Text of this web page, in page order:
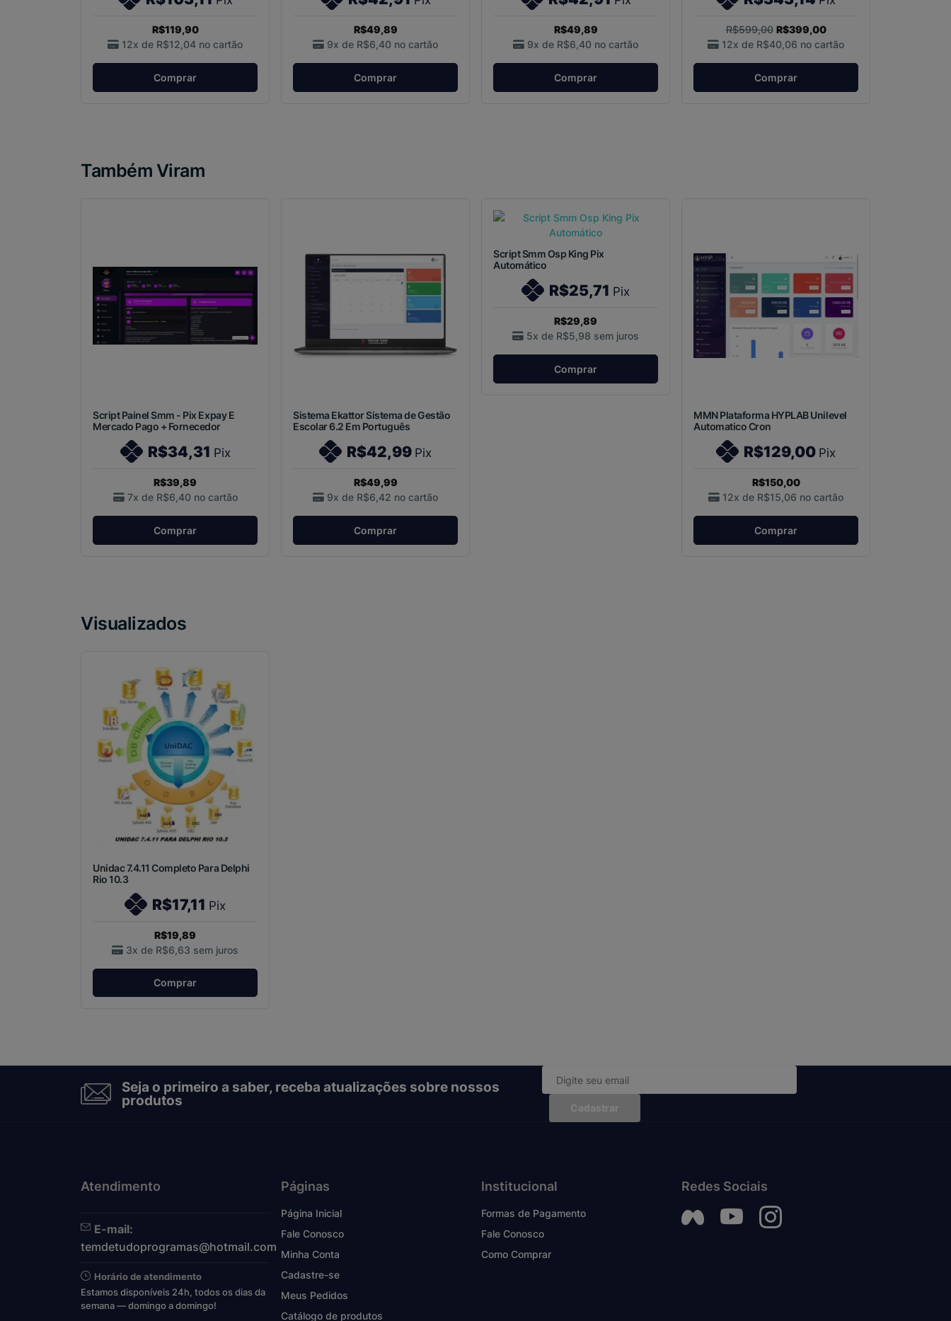
R$119,90
12x de R$12,04 no cartão
Comprar
R$49,89
9x de R$6,40 no cartão
Comprar
R$49,89
9x de R$6,40 no cartão
Comprar
R$599,00 R$399,00
12x de R$40,06 no cartão
Comprar
Também Viram
Script Painel Smm - Pix Expay E
Mercado Pago + Fornecedor
R$34,31 Pix
R$39,89
7x de R$6,40 no cartão
Comprar
Sistema Ekattor Sistema de Gestão
Escolar 6.2 Em Português
R$42,99 Pix
R$49,99
9x de R$6,42 no cartão
Comprar
Script Smm Osp King Pix
Automático
R$25,71 Pix
R$29,89
5x de R$5,98 sem juros
Comprar
MMN Plataforma HYPLAB Unilevel
Automatico Cron
R$129,00 Pix
R$150,00
12x de R$15,06 no cartão
Comprar
Visualizados
Unidac 7.4.11 Completo Para Delphi
Rio 10.3
R$17,11 Pix
R$19,89
3x de R$6,63 sem juros
Comprar
Seja o primeiro a saber, receba atualizações sobre nossos
produtos
Cadastrar
Atendimento
E-mail:
temdetudoprogramas@hotmail.com
Horário de atendimento
Estamos disponíveis 24h, todos os dias da
semana — domingo a domingo!
Páginas
Página Inicial
Fale Conosco
Minha Conta
Cadastre-se
Meus Pedidos
Catálogo de produtos
Institucional
Formas de Pagamento
Fale Conosco
Como Comprar
Redes Sociais